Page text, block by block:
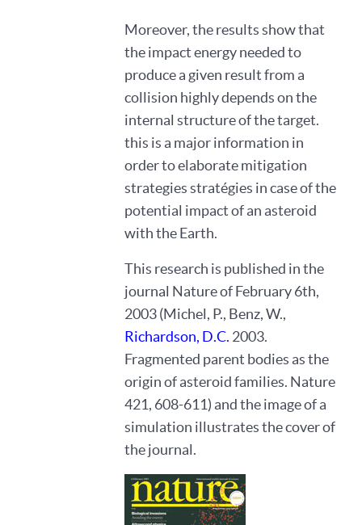
Moreover, the results show that
the impact energy needed to
produce a given result from a
collision highly depends on the
internal structure of the target.
this is a major information in
order to elaborate mitigation
strategies stratégies in case of the
potential impact of an asteroid
with the Earth.
This research is published in the
journal Nature of February 6th,
2003 (Michel, P., Benz, W.,
Richardson, D.C. 2003.
Fragmented parent bodies as the
origin of asteroid families. Nature
421, 608-611) and the image of a
simulation illustrates the cover of
the journal.